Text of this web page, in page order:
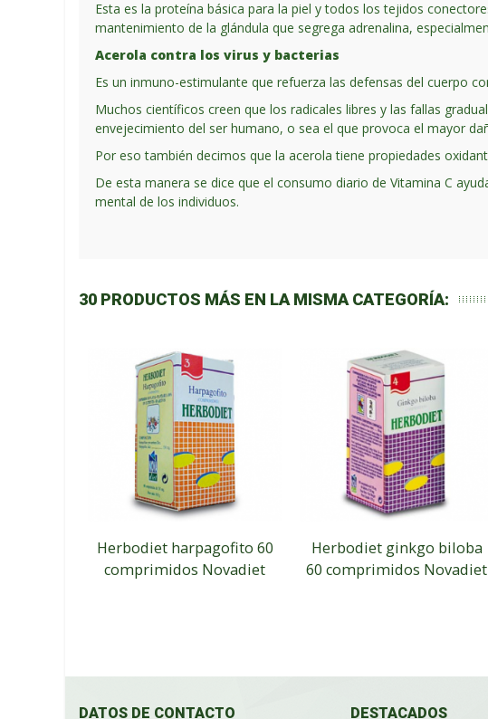
Esta es la proteína básica para la piel y todos los tejidos
mantenimiento de la glándula que segrega adrenalina,
Acerola contra los virus y bacterias
Es un inmuno-estimulante que refuerza las defensas del cuerpo
Muchos científicos creen que los radicales libres y las fallas
envejecimiento del ser humano, o sea el que provoca el mayor
Por eso también decimos que la acerola tiene propiedades
De esta manera se dice que el consumo diario deVitamina C
mental de los individuos.
30 PRODUCTOS MÁS EN LA MISMA CATEGORÍA:
Herbodiet harpagofito 60
comprimidos Novadiet
Herbodiet ginkgo biloba
60 comprimidos Novadiet
DATOS DE CONTACTO DESTACADOS